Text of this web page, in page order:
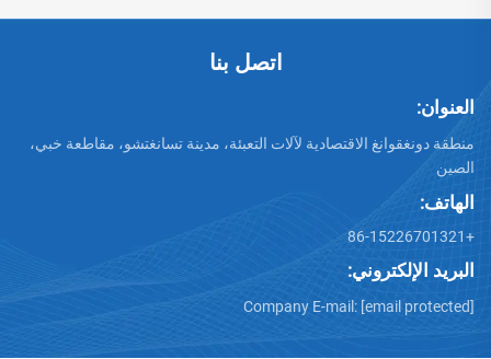
اتصل بنا
العنوان:
منطقة دونغقوانغ الاقتصادية لآلات التعبئة، مدينة تسانغتشو، مقاطعة خبي،
الصين
الهاتف:
+86-15226701321
البريد الإلكتروني:
Company E-mail: [email protected]